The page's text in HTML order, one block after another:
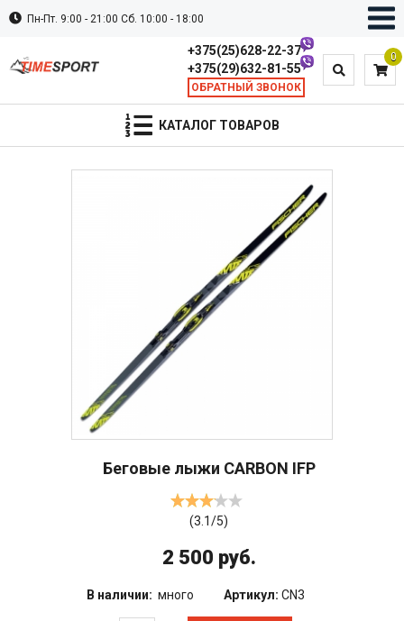
Пн-Пт. 9:00 - 21:00 Сб. 10:00 - 18:00
0
+375(25)628-22-37
+375(29)632-81-55
ОБРАТНЫЙ ЗВОНОК
КАТАЛОГ ТОВАРОВ
Беговые лыжи CARBON IFP
(3.1/5)
2 500 руб.
В наличии: много Артикул: CN3